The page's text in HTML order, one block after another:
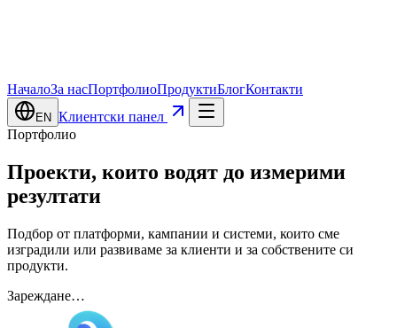
НачалоЗа насПортфолиоПродуктиБлогКонтакти
EN Клиентски панел
Портфолио
Проекти, които водят до измерими
резултати
Подбор от платформи, кампании и системи, които сме
изградили или развиваме за клиенти и за собствените си
продукти.
Зареждане…